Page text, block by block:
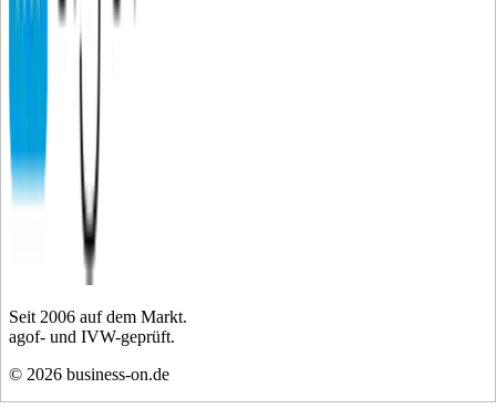
Seit2006 auf dem Markt.
agof- und IVW-geprüft.
© 2026 business-on.de